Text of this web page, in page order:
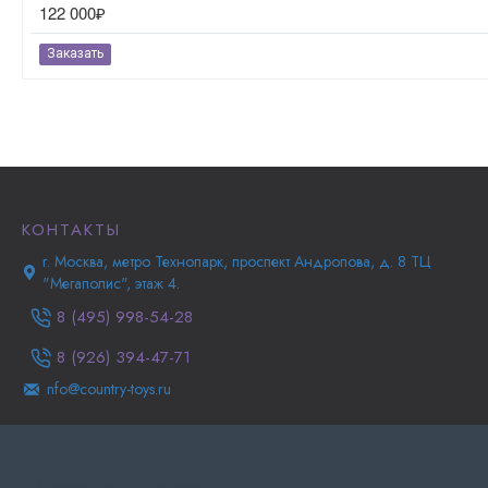
122 000₽
Заказать
КОНТАКТЫ
г. Москва, метро Технопарк, проспект Андропова, д. 8 ТЦ
"Мегаполис", этаж 4.
8 (495) 998-54-28
8 (926) 394-47-71
nfo@country-toys.ru